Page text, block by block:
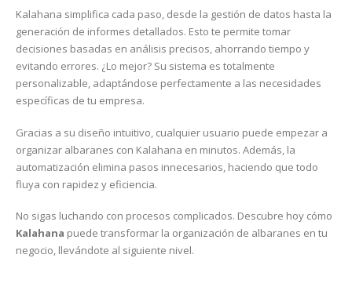
Kalahana simplifica cada paso, desde la gestión de datos hasta la
generación de informes detallados. Esto te permite tomar
decisiones basadas en análisis precisos, ahorrando tiempo y
evitando errores. ¿Lo mejor? Su sistema es totalmente
personalizable, adaptándose perfectamente a las necesidades
específicas de tu empresa.
Gracias a su diseño intuitivo, cualquier usuario puede empezar a
organizar albaranes con Kalahana en minutos. Además, la
automatización elimina pasos innecesarios, haciendo que todo
fluya con rapidez y eficiencia.
No sigas luchando con procesos complicados. Descubre hoy cómo
Kalahana puede transformar la organización de albaranes en tu
negocio, llevándote al siguiente nivel.